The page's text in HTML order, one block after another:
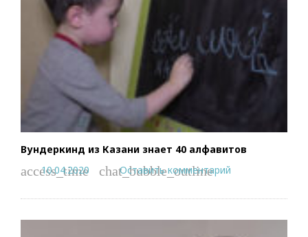
Вундеркинд из Казани знает 40 алфавитов
access_time
10.04.2020 chat_bubble_outline
Оставить комментарий